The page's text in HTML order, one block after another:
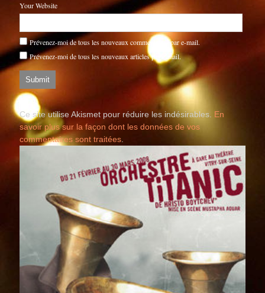
Your Website
Prévenez-moi de tous les nouveaux commentaires par e-mail.
Prévenez-moi de tous les nouveaux articles par e-mail.
Ce site utilise Akismet pour réduire les indésirables. En
savoir plus sur la façon dont les données de vos
commentaires sont traitées.